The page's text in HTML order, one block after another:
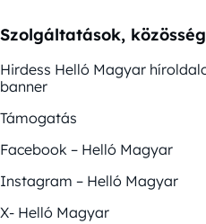
Szolgáltatások,
Hirdess Helló Magyar
banner
Támogatás
Facebook – Helló Magyar
Instagram – Helló Magyar
X- Helló Magyar